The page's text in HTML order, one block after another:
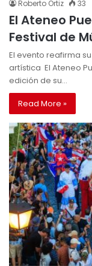
Roberto Ortiz 33
El Ateneo
Festival de
El evento reafirma
artística El Ateneo
edición de su…
Read More »